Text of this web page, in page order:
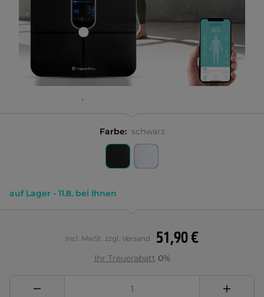
Farbe: schwarz
auf Lager - 11.8. bei Ihnen
51,90 €
incl. MwSt. zzgl. Versand
Ihr Treuerabatt 0%